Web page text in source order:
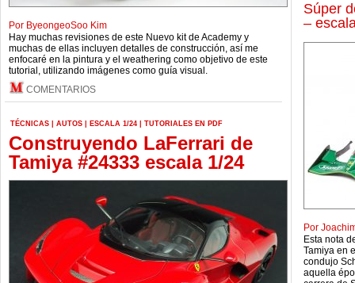
Por ByeongeoSoo Kim
Hay muchas revisiones de este Nuevo kit de Academy y
muchas de ellas incluyen detalles de construcción, así me
enfocaré en la pintura y el weathering como objetivo de este
tutorial, utilizando imágenes como guía visual.
COMENTARIOS
TÉCNICAS AUTOS ESCALA 1/24 TUTORIALES EN PDF
Construyendo LaFerrari de
Tamiya #24333 escala 1/24
Súper
–
Por
Esta nota
Tamiya en
condujo
aquella